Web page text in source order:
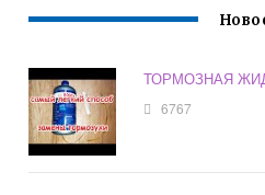
ТОРМОЗНАЯ
6767